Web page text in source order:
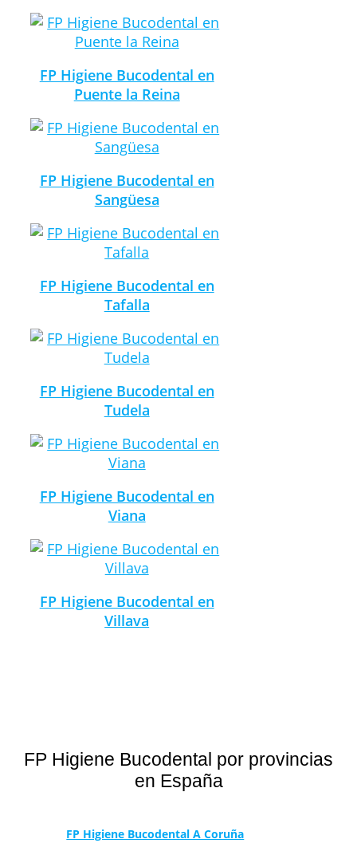
FP Higiene Bucodental en
Puente la Reina
FP Higiene Bucodental en
Sangüesa
FP Higiene Bucodental en
Tafalla
FP Higiene Bucodental en
Tudela
FP Higiene Bucodental en
Viana
FP Higiene Bucodental en
Villava
FP Higiene Bucodental por provincias
en España
FP Higiene Bucodental A Coruña